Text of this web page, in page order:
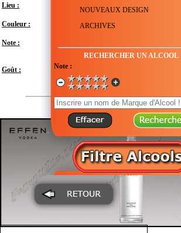
NOUVEAUX DESIGN
ARCHIVES
RECHERCHER UN ALCOOL
Note :
Lieu : Pays-Bas - Hollande
Couleur : Transparent
Note :
Goût :